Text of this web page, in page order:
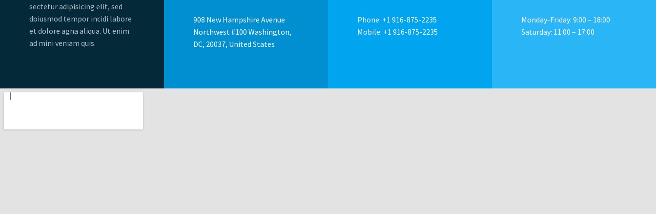
sectetur adipisicing elit, sed
doiusmod tempor incidi labore
et dolore agna aliqua. Ut enim
ad mini veniam quis.
908 New Hampshire Avenue
Northwest #100 Washington,
DC, 20037, United States
Phone: +1 916-875-2235
Mobile: +1 916-875-2235
Monday-Friday: 9:00 – 18:00
Saturday: 11:00 – 17:00